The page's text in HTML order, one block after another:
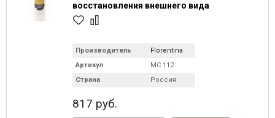
восстановления внешнего вида
Производитель
Florentina
Артикул
МС 112
Страна
Россия
817 руб.